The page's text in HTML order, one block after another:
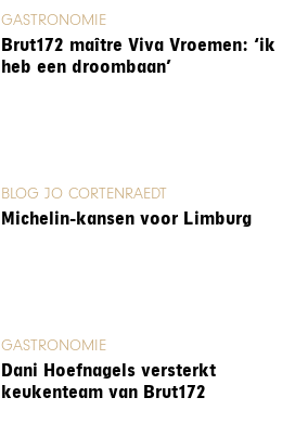
GASTRONOMIE
Brut172 maître Viva Vroemen: ‘ik
heb een droombaan’
BLOG JO CORTENRAEDT
Michelin-kansen voor Limburg
GASTRONOMIE
Dani Hoefnagels versterkt
keukenteam van Brut172